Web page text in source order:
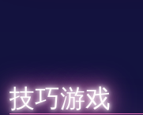
技巧游戏